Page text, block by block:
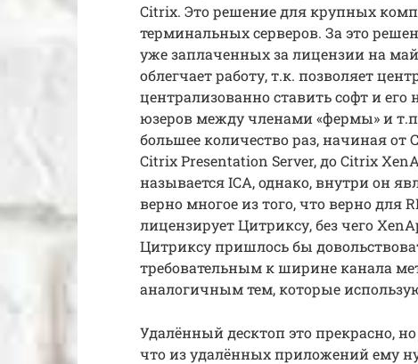
Citrix. Это решение для крупных
терминальных серверов. За это
уже заплаченных за лицензии на
облегчает работу, т.к. позволяет
централизованно ставить софт и
юзеров между членами «фермы» и
большее количество раз, начиная от
Citrix Presentation Server, до Citrix
называется ICA, однако, внутри он
верно многое из того, что верно для
лицензирует Цитриксу, без чего
Цитриксу пришлось бы
требовательным к ширине канала
аналогичным тем, которые
Удалённый десктоп это прекрасно,
что из удалённых приложений ему